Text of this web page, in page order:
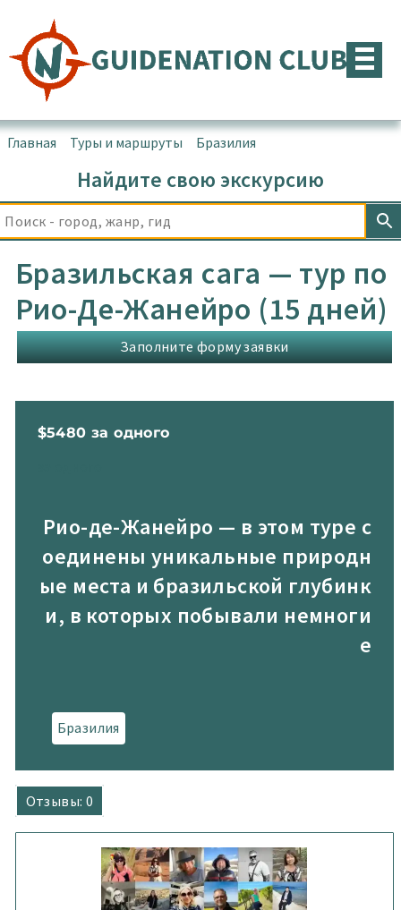
содержимому
Главная Туры и маршруты Бразилия
Найдите свою экскурсию
Бразильская сага — тур по
Рио-Де-Жанейро (15 дней)
Заполните форму заявки
$5480 за одного
Рио-де-Жанейро — в этом туре с
оединены уникальные природн
ые места и бразильской глубинк
и, в которых побывали немноги
е
Бразилия
Отзывы: 0